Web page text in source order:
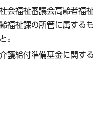
社会福祉審議会高齢者福祉
齢福祉課の所管に属するも
と。
介護給付準備基金に関する